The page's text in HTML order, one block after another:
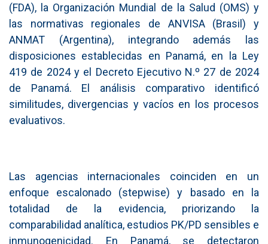
(FDA), la Organización Mundial de la Salud (OMS) y
las normativas regionales de ANVISA (Brasil) y
ANMAT (Argentina), integrando además las
disposiciones establecidas en Panamá, en la Ley
419 de 2024 y el Decreto Ejecutivo N.º 27 de 2024
de Panamá. El análisis comparativo identificó
similitudes, divergencias y vacíos en los procesos
evaluativos.
Las agencias internacionales coinciden en un
enfoque escalonado (stepwise) y basado en la
totalidad de la evidencia, priorizando la
comparabilidad analítica, estudios PK/PD sensibles e
inmunogenicidad. En Panamá, se detectaron